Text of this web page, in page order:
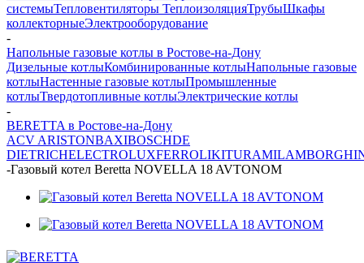
системыТепловентиляторы ТеплоизоляцияТрубыШкафы
коллекторныеЭлектрооборудование
-
Напольные газовые котлы в Ростове-на-Дону
Дизельные котлыКомбинированные котлыНапольные газовые
котлыНастенные газовые котлыПромышленные
котлыТвердотопливные котлыЭлектрические котлы
-
BERETTA в Ростове-на-Дону
ACV ARISTONBAXIBOSCHDE
DIETRICHELECTROLUXFERROLIKITURAMI
-Газовый котел Beretta NOVELLA 18 AVTONOM